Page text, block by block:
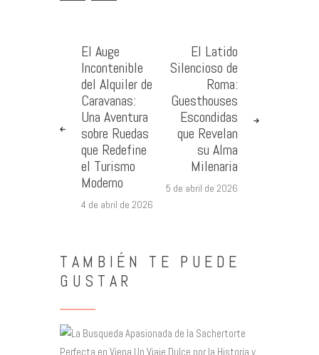
El Auge
Incontenible
del Alquiler de
Caravanas:
Una Aventura
sobre Ruedas
que Redefine
el Turismo
Moderno
4 de abril de 2026
El Latido
Silencioso de
Roma:
Guesthouses
Escondidas
que Revelan
su Alma
Milenaria
5 de abril de 2026
TAMBIÉN TE PUEDE
GUSTAR